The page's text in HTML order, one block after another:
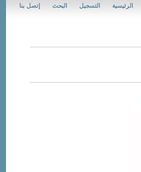
إتصل بنا البحث التسجيل الرئيسية